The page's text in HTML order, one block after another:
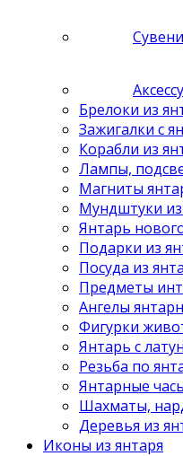
Брелоки из
Зажигалки с
Корабли из
Лампы,
Магниты
Мундштуки из
Янтарь
Подарки из
Посуда из
Предметы
Ангелы
Фигурки
Янтарь с
Резьба по
Янтарные
Шахматы,
Деревья из
Иконы из янтаря